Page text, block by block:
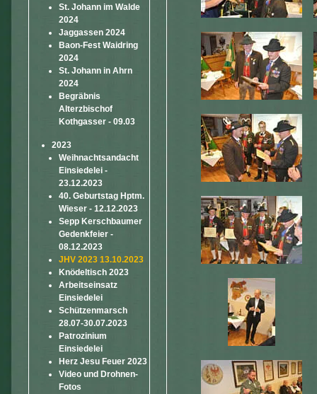
St. Johann im Walde
2024
Jaggassen 2024
Baon-Fest Waidring
2024
St. Johann in Ahrn
2024
Begräbnis
Alterzbischof
Kothgasser - 09.03
2023
Weihnachtsandacht
Einsiedelei -
23.12.2023
40. Geburtstag Hptm.
Wieser - 12.12.2023
Sepp Kerschbaumer
Gedenkfeier -
08.12.2023
JHV 2023 13.10.2023
Knödeltisch 2023
Arbeitseinsatz
Einsiedelei
Schützenmarsch
28.07-30.07.2023
Patrozinium
Einsiedelei
Herz Jesu Feuer 2023
Video und Drohnen-
Fotos